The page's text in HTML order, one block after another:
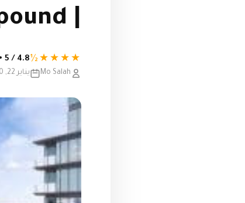
★★★★½4.8 / 5 • 247 تقييم
Mo Salah يناير 22, 2020